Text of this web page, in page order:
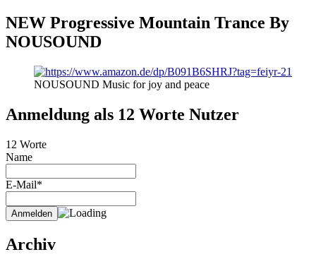
NEW Progressive Mountain Trance By
NOUSOUND
NOUSOUND Music for joy and peace
Anmeldung als 12 Worte Nutzer
12 Worte
Name
E-Mail*
Archiv